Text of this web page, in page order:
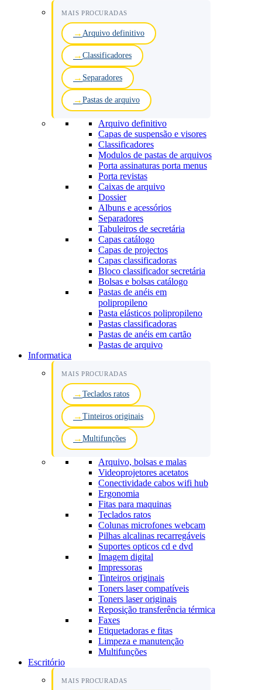
MAIS PROCURADAS
Arquivo definitivo
Classificadores
Separadores
Pastas de arquivo
Arquivo definitivo
Capas de suspensão e visores
Classificadores
Modulos de pastas de arquivos
Porta assinaturas porta menus
Porta revistas
Caixas de arquivo
Dossier
Albuns e acessórios
Separadores
Tabuleiros de secretária
Capas catálogo
Capas de projectos
Capas classificadoras
Bloco classificador secretária
Bolsas e bolsas catálogo
Pastas de anéis em
polipropileno
Pasta elásticos polipropileno
Pastas classificadoras
Pastas de anéis em cartão
Pastas de arquivo
Informatica
MAIS PROCURADAS
Teclados ratos
Tinteiros originais
Multifunções
Arquivo, bolsas e malas
Videoprojetores acetatos
Conectividade cabos wifi hub
Ergonomia
Fitas para maquinas
Teclados ratos
Colunas microfones webcam
Pilhas alcalinas recarregáveis
Suportes opticos cd e dvd
Imagem digital
Impressoras
Tinteiros originais
Toners laser compatíveis
Toners laser originais
Reposição transferência térmica
Faxes
Etiquetadoras e fitas
Limpeza e manutenção
Multifunções
Escritório
MAIS PROCURADAS